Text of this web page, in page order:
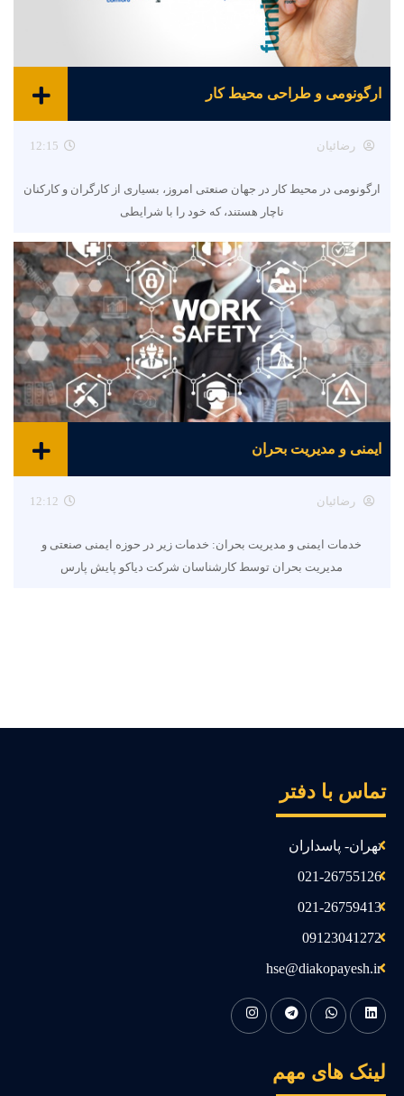
ارگونومی و طراحی محیط کار
رضائیان 12:15
ارگونومی در محیط کار در جهان صنعتی امروز، بسیاری از کارگران و کارکنان
ناچار هستند، که خود را با شرایطی
ایمنی و مدیریت بحران
رضائیان 12:12
خدمات ایمنی و مدیریت بحران: خدمات زیر در حوزه ایمنی صنعتی و
مدیریت بحران توسط کارشناسان شرکت دیاکو پایش پارس
با دفتر
تهران- پاسداران
021-26755126
021-26759413
09123041272
hse@diakopayesh.ir
های مهم